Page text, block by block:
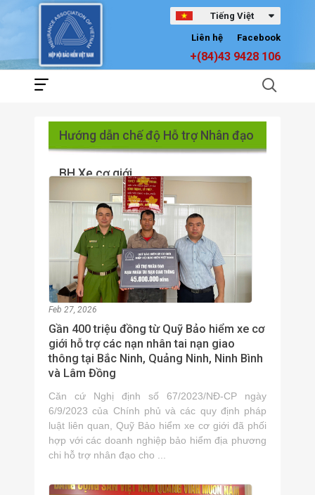
Tiếng Việt
Facebook
Liên hệ
+(84)43 9428 106
Hướng dẫn chế độ Hỗ trợ Nhân đạo
BH Xe cơ giới
Feb 27, 2026
Gần 400 triệu đồng từ Quỹ Bảo hiểm xe cơ
giới hỗ trợ các nạn nhân tai nạn giao
thông tại Bắc Ninh, Quảng Ninh, Ninh Bình
và Lâm Đồng
Căn cứ Nghị định số 67/2023/NĐ-CP ngày
6/9/2023 của Chính phủ và các quy định pháp
luật liên quan, Quỹ Bảo hiểm xe cơ giới đã phối
hợp với các doanh nghiệp bảo hiểm địa phương
chi hỗ trợ nhân đạo cho ...